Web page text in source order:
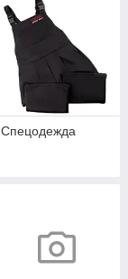
Спецодежда